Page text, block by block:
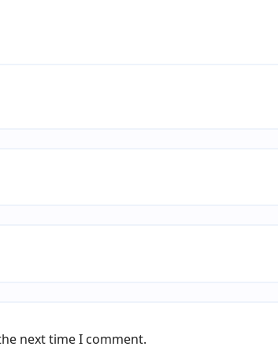
next time I comment.